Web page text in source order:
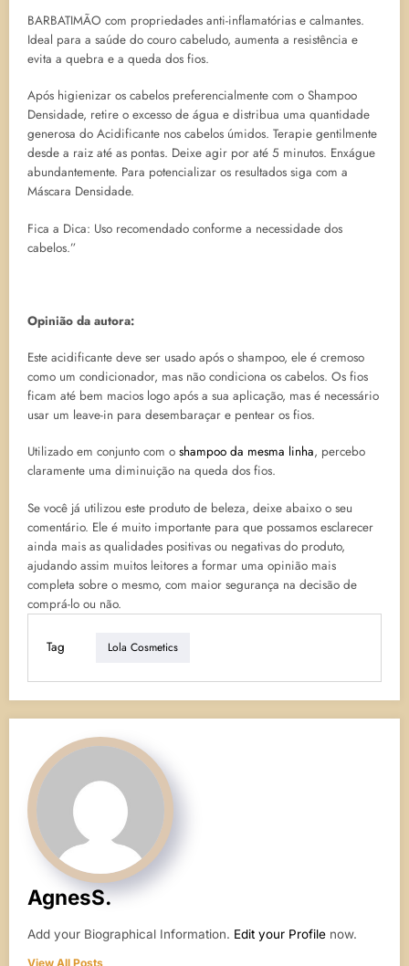
BARBATIMÃO com propriedades anti-inflamatórias e calmantes.
Ideal para a saúde do couro cabeludo, aumenta a resistência e
evita a quebra e a queda dos fios.
Após higienizar os cabelos preferencialmente com o Shampoo
Densidade, retire o excesso de água e distribua uma quantidade
generosa do Acidificante nos cabelos úmidos. Terapie gentilmente
desde a raiz até as pontas. Deixe agir por até 5 minutos. Enxágue
abundantemente. Para potencializar os resultados siga com a
Máscara Densidade.
Fica a Dica: Uso recomendado conforme a necessidade dos
cabelos.”
Opinião da autora:
Este acidificante deve ser usado após o shampoo, ele é cremoso
como um condicionador, mas não condiciona os cabelos. Os fios
ficam até bem macios logo após a sua aplicação, mas é necessário
usar um leave-in para desembaraçar e pentear os fios.
Utilizado em conjunto com o shampoo da mesma linha, percebo
claramente uma diminuição na queda dos fios.
Se você já utilizou este produto de beleza, deixe abaixo o seu
comentário. Ele é muito importante para que possamos esclarecer
ainda mais as qualidades positivas ou negativas do produto,
ajudando assim muitos leitores a formar uma opinião mais
completa sobre o mesmo, com maior segurança na decisão de
comprá-lo ou não.
Tag Lola Cosmetics
AgnesS.
Add your Biographical Information. Edit your Profile now.
View All Posts